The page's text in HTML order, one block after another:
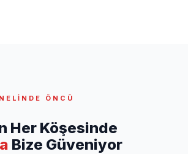
ÖNCÜ
Her Köşesinde
Bize Güveniyor